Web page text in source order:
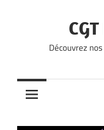
Découvrez